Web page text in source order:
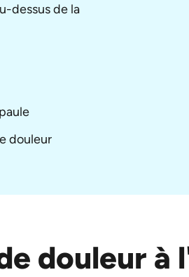
dessus de la
douleur
douleur à